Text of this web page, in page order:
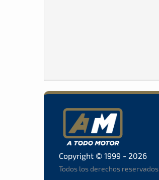
Copyright © 1999 - 2026
Todos los derechos reservados